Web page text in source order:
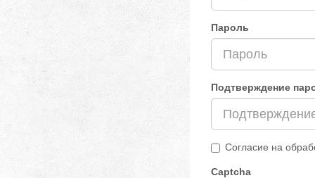
Пароль
Подтверждение
Согласие на
Captcha